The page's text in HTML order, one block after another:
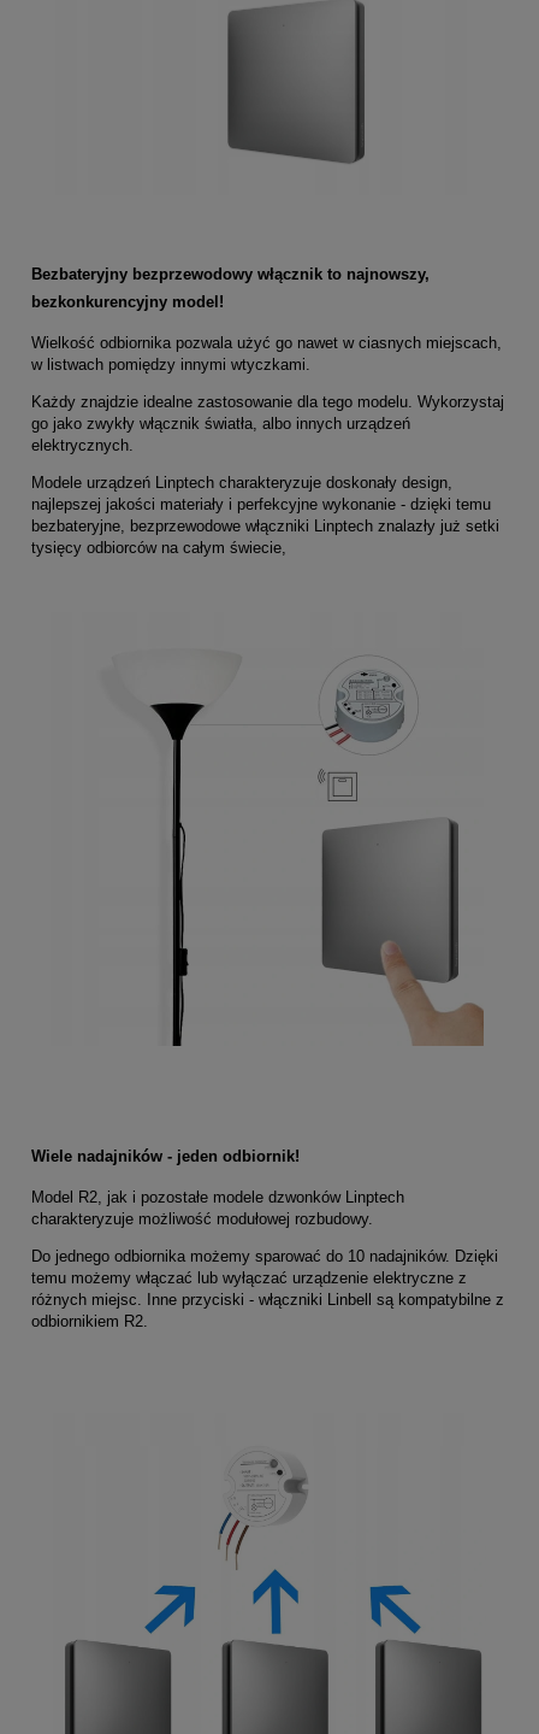
Bezbateryjny bezprzewodowy włącznik to najnowszy,
bezkonkurencyjny model!
Wielkość odbiornika pozwala użyć go nawet w ciasnych miejscach,
w listwach pomiędzy innymi wtyczkami.
Każdy znajdzie idealne zastosowanie dla tego modelu. Wykorzystaj
go jako zwykły włącznik światła, albo innych urządzeń
elektrycznych.
Modele urządzeń Linptech charakteryzuje doskonały design,
najlepszej jakości materiały i perfekcyjne wykonanie - dzięki temu
bezbateryjne, bezprzewodowe włączniki Linptech znalazły już setki
tysięcy odbiorców na całym świecie,
Wiele nadajników - jeden odbiornik!
Model R2, jak i pozostałe modele dzwonków Linptech
charakteryzuje możliwość modułowej rozbudowy.
Do jednego odbiornika możemy sparować do 10 nadajników. Dzięki
temu możemy włączać lub wyłączać urządzenie elektryczne z
różnych miejsc. Inne przyciski - włączniki Linbell są kompatybilne z
odbiornikiem R2.